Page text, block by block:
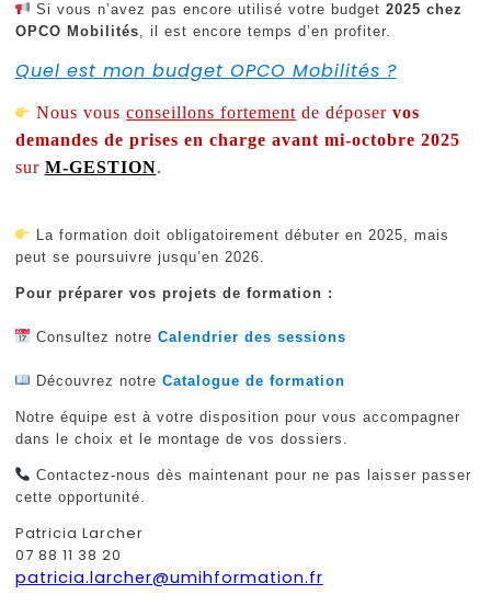
Si vous n’avez pas encore utilisé votre budget2025 chez
OPCO Mobilités, il est encore temps d’en profiter.
Quel est mon budget OPCO Mobilités ?
Nous vousconseillons fortement de déposervos
demandes de prises en charge avant mi-octobre 2025
sur M-GESTION.
La formation doit obligatoirement débuter en 2025, mais
peut se poursuivre jusqu’en 2026.
Pour préparer vos projets de formation :
Consultez notreCalendrier des sessions
Découvrez notreCatalogue de formation
Notre équipe est à votre disposition pour vous accompagner
dans le choix et le montage de vos dossiers.
Contactez-nous dès maintenant pour ne pas laisser passer
cette opportunité.
Patricia Larcher
07 88 11 38 20
patricia.larcher@umihformation.fr